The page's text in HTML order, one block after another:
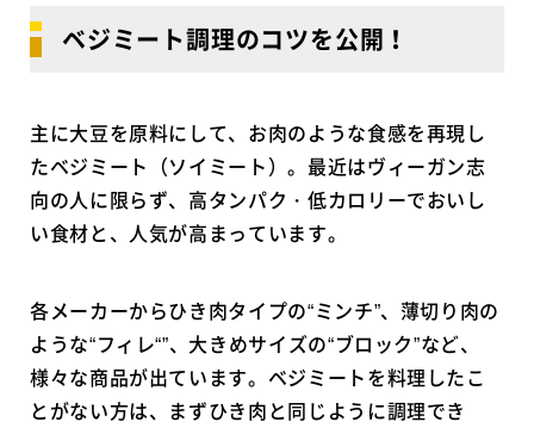
ベジミート調理のコツを公開！
主に大豆を原料にして、お肉のような食感を再現し
たベジミート（ソイミート）。最近はヴィーガン志
向の人に限らず、高タンパク・低カロリーでおいし
い食材と、人気が高まっています。
各メーカーからひき肉タイプの“ミンチ”、薄切り肉の
ような“フィレ“”、大きめサイズの“ブロック”など、
様々な商品が出ています。ベジミートを料理したこ
とがない方は、まずひき肉と同じように調理でき